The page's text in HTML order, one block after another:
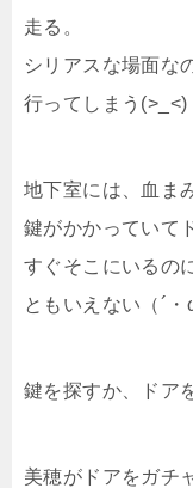
走る。
シリアスな場面な
行ってしまう(>_<)
地下室には、血ま
鍵がかかっていて
すぐそこにいるの
ともいえない（´・
鍵を探すか、ドア
美穂がドアをガチ